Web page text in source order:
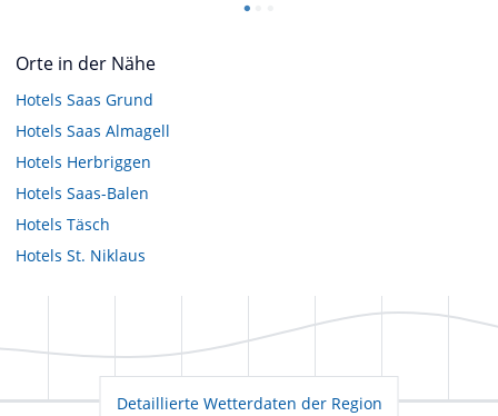
Orte in der Nähe
Hotels Saas Grund
Hotels Saas Almagell
Hotels Herbriggen
Hotels Saas-Balen
Hotels Täsch
Hotels St. Niklaus
Detaillierte Wetterdaten der Region